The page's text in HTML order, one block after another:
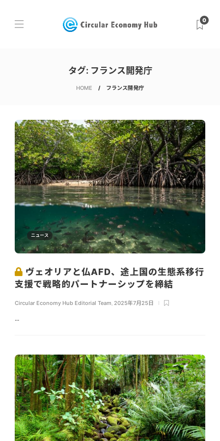
0
タグ: フランス開発庁
HOME フランス開発庁
ニュース
ヴェオリアと仏AFD、途上国の生態系移行
支援で戦略的パートナーシップを締結
Circular Economy Hub Editorial Team, 2025年7月25日
...